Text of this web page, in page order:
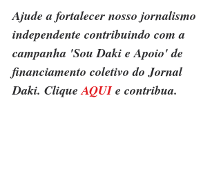
Ajude a fortalecer nosso jornalismo
independente contribuindo com a
campanha 'Sou Daki e Apoio' de
financiamento coletivo do Jornal
Daki. Clique AQUI e contribua.